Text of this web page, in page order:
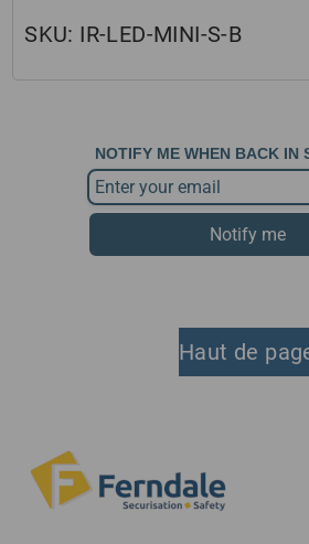
SKU: IR-LED-MINI-S-B
NOTIFY ME WHEN BACK IN
Notify me
Haut de